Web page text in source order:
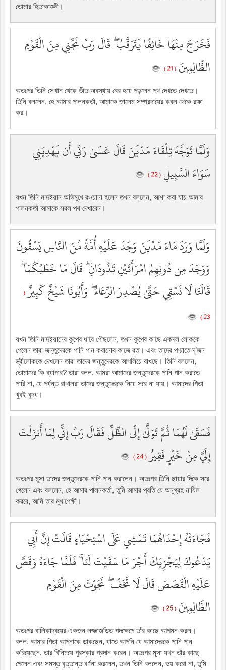
তোমার হিতাকাঙ্ক্ষী।
فَخَرَجَ مِنْهَا خَائِفًا يَتَرَقَّبُ ۖ قَالَ رَبِّ نَجِّنِي مِنَ الْقَوْمِ
الظَّالِمِينَ ( 21 )
অতঃপর তিনি সেখান থেকে ভীত অবস্থায় বের হয়ে পড়লেন পথ দেখতে দেখতে।
তিনি বললেন, হে আমার পালনকর্তা, আমাকে জালেম সম্প্রদায়ের কবল থেকে রক্ষা
কর।
وَلَمَّا تَوَجَّهَ تِلْقَاءَ مَدْيَنَ قَالَ عَسَىٰ رَبِّي أَن يَهْدِيَنِي
سَوَاءَ السَّبِيلِ ( 22 )
যখন তিনি মাদইয়ান অভিমুখে রওয়ানা হলেন তখন বললেন, আশা করা যায় আমার
পালনকর্তা আমাকে সরল পথ দেখাবেন।
وَلَمَّا وَرَدَ مَاءَ مَدْيَنَ وَجَدَ عَلَيْهِ أُمَّةً مِّنَ النَّاسِ يَسْقُونَ
وَوَجَدَ مِن دُونِهِمُ امْرَأَتَيْنِ تَذُودَانِ ۖ قَالَ مَا خَطْبُكُمَا ۖ
قَالَتَا لَا نَسْقِي حَتَّىٰ يُصْدِرَ الرِّعَاءُ ۖ وَأَبُونَا شَيْخٌ كَبِيرٌ(
23 )
যখন তিনি মাদইয়ানের কূপের ধারে পৌছলেন, তখন কূপের কাছে একদল লোককে
পেলেন তারা জন্তুদেরকে পানি পান করানোর কাজে রত। এবং তাদের পশ্চাতে দূ’জন
স্ত্রীলোককে দেখলেন তারা তাদের জন্তুদেরকে আগলিয়ে রাখছে। তিনি বললেন,
তোমাদের কি ব্যাপার? তারা বলল, আমরা আমাদের জন্তুদেরকে পানি পান করাতে
পারি না, যে পর্যন্ত রাখালরা তাদের জন্তুদেরকে নিয়ে সরে না যায়। আমাদের পিতা
খুবই বৃদ্ধ।
فَسَقَىٰ لَهُمَا ثُمَّ تَوَلَّىٰ إِلَى الظِّلِّ فَقَالَ رَبِّ إِنِّي لِمَا أَنزَلْتَ
إِلَيَّ مِنْ خَيْرٍ فَقِيرٌ( 24 )
অতঃপর মূসা তাদের জন্তুদেরকে পানি পান করালেন। অতঃপর তিনি ছায়ার দিকে সরে
গেলেন এবং বললেন, হে আমার পালনকর্তা, তুমি আমার প্রতি যে অনুগ্রহ নাযিল
করবে, আমি তার মুখাপেক্ষী।
فَجَاءَتْهُ إِحْدَاهُمَا تَمْشِي عَلَى اسْتِحْيَاءٍ قَالَتْ إِنَّ أَبِي
يَدْعُوكَ لِيَجْزِيَكَ أَجْرَ مَا سَقَيْتَ لَنَا ۚ فَلَمَّا جَاءَهُ وَقَصَّ
عَلَيْهِ الْقَصَصَ قَالَ لَا تَخَفْ ۖ نَجَوْتَ مِنَ الْقَوْمِ
الظَّالِمِينَ ( 25 )
অতঃপর বালিকাদ্বয়ের একজন লজ্জাজড়িত পদক্ষেপে তাঁর কাছে আগমন করল।
বলল, আমার পিতা আপনাকে ডাকছেন, যাতে আপনি যে আমাদেরকে পানি পান
করিয়েছেন, তার বিনিময়ে পুরস্কার প্রদান করেন। অতঃপর মূসা যখন তাঁর কাছে
গেলেন এবং সমস্ত বৃত্তান্ত বর্ণনা করলেন, তখন তিনি বললেন, ভয় করো না, তুমি